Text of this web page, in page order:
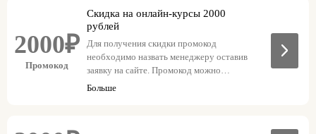
2000₽
Промокод
Скидка на онлайн-курсы 2000
рублей
Для получения скидки промокод
необходимо назвать менеджеру оставив
заявку на сайте. Промокод можно
использовать единоразово.
Больше